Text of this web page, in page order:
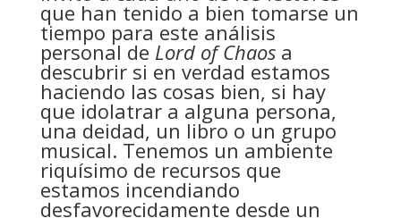
que han tenido a bien tomarse un
tiempo para este análisis
personal de Lord of Chaosa
descubrir si en verdad estamos
haciendo las cosas bien, si hay
que idolatrar a alguna persona,
una deidad, un libro o un grupo
musical. Tenemos un ambiente
riquísimo de recursos que
estamos incendiando
desfavorecidamente desde un